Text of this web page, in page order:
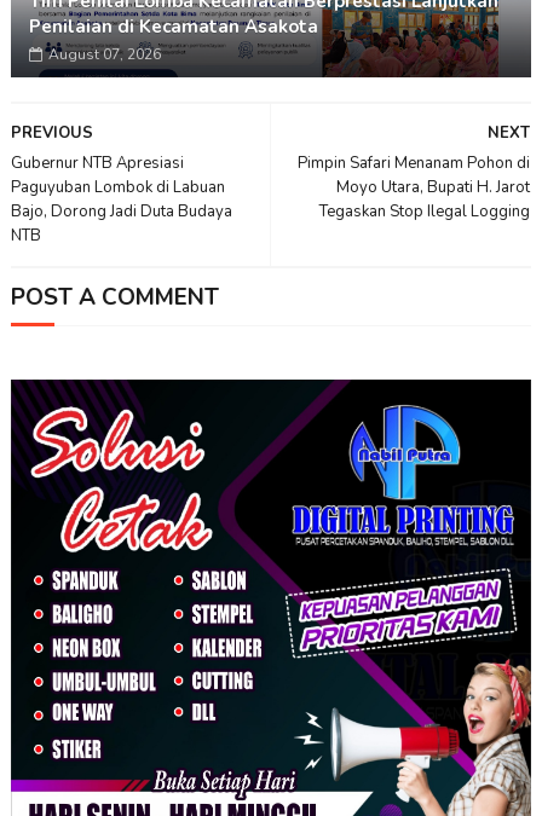
Penilaian di Kecamatan Asakota
August 07, 2026
NEXT
Pimpin Safari Menanam Pohon di
Moyo Utara, Bupati H. Jarot
Tegaskan Stop Ilegal Logging
PREVIOUS
Gubernur NTB Apresiasi
Paguyuban Lombok di Labuan
Bajo, Dorong Jadi Duta Budaya
NTB
POST A COMMENT